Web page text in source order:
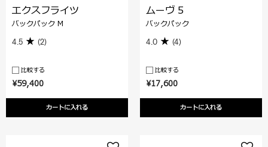
¥59,400
カートに入れる
エクスフライツ
バックパック M
4.5 (2)
比較する
¥17,600
カートに入れる
ムーヴ 5
バックパック
4.0 (4)
比較する